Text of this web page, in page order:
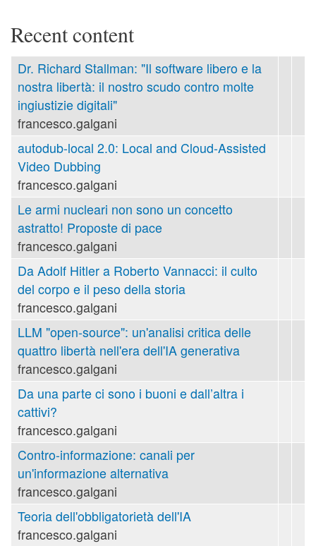
Recent content
Dr. Richard Stallman: "Il software libero e la
nostra libertà: il nostro scudo contro molte
ingiustizie digitali"
francesco.galgani
autodub-local 2.0: Local and Cloud-Assisted
Video Dubbing
francesco.galgani
Le armi nucleari non sono un concetto
astratto! Proposte di pace
francesco.galgani
Da Adolf Hitler a Roberto Vannacci: il culto
del corpo e il peso della storia
francesco.galgani
LLM "open-source": un'analisi critica delle
quattro libertà nell'era dell'IA generativa
francesco.galgani
Da una parte ci sono i buoni e dall’altra i
cattivi?
francesco.galgani
Contro-informazione: canali per
un'informazione alternativa
francesco.galgani
Teoria dell'obbligatorietà dell'IA
francesco.galgani